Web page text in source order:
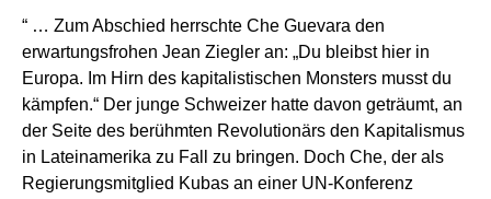
“ … Zum Abschied herrschte Che Guevara den
erwartungsfrohen Jean Ziegler an: „Du bleibst hier in
Europa. Im Hirn des kapitalistischen Monsters musst du
kämpfen.“ Der junge Schweizer hatte davon geträumt, an
der Seite des berühmten Revolutionärs den Kapitalismus
in Lateinamerika zu Fall zu bringen. Doch Che, der als
Regierungsmitglied Kubas an einer UN-Konferenz